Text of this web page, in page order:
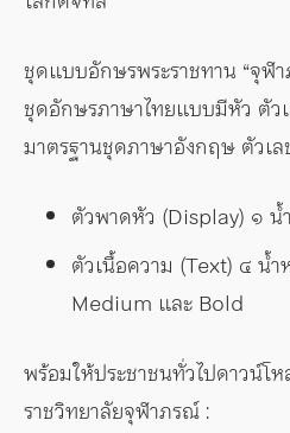
ชุดแบบอักษรพระราชทาน “จุฬ
ชุดอักษรภาษาไทยแบบมีหัว ตัว
มาตรฐานชุดภาษาอังกฤษ ตัวเ
ตัวพาดหัว (Display) ๑ น้
ตัวเนื้อความ (Text) ๔ น้
Medium และ Bold
พร้อมให้ประชาชนทั่วไปดาวน์โ
ราชวิทยาลัยจุฬาภรณ์ :